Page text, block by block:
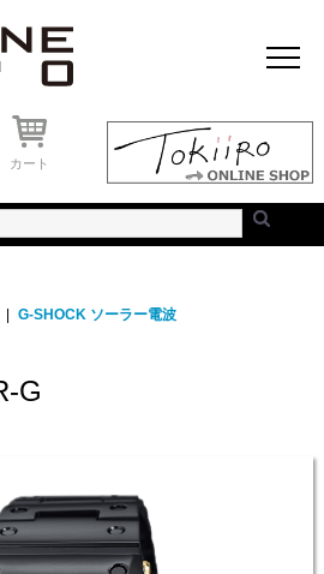
カート
| G-SHOCK ソーラー電波
G
すすめアイテム
ース＆トピック
時計を探す
ランキング
利用ガイド